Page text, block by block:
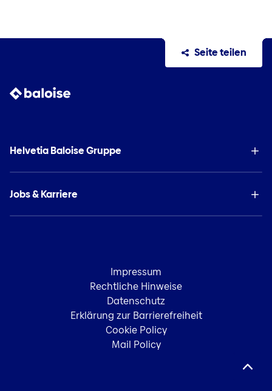
Seite teilen
Helvetia Baloise Gruppe
Jobs & Karriere
Impressum
Rechtliche Hinweise
Datenschutz
Erklärung zur Barrierefreiheit
Cookie Policy
Mail Policy